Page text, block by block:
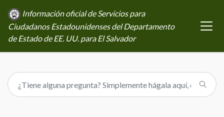
Información oficial de Servicios para
Ciudadanos Estadounidenses del Departamento
de Estado de EE. UU. para El Salvador